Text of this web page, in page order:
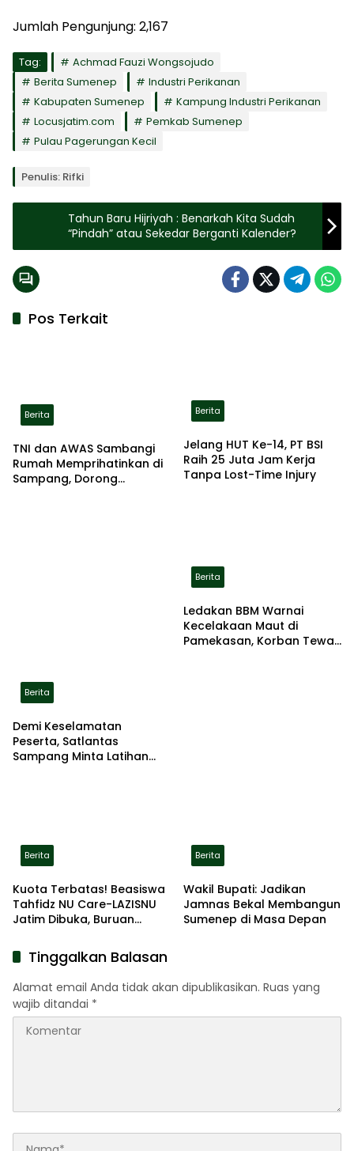
Jumlah Pengunjung: 2,167
Tag:
Achmad Fauzi Wongsojudo
Berita Sumenep
Industri Perikanan
Kabupaten Sumenep
Kampung Industri Perikanan
Locusjatim.com
Pemkab Sumenep
Pulau Pagerungan Kecil
Penulis: Rifki
Tahun Baru Hijriyah : Benarkah Kita Sudah
“Pindah” atau Sekedar Berganti Kalender?
Pos Terkait
Berita
TNI dan AWAS Sambangi
Rumah Memprihatinkan di
Sampang, Dorong
Berita
Jelang HUT Ke-14, PT BSI
Raih 25 Juta Jam Kerja
Tanpa Lost-Time Injury
Berita
Demi Keselamatan
Peserta, Satlantas
Sampang Minta Latihan
Berita
Ledakan BBM Warnai
Kecelakaan Maut di
Pamekasan, Korban Tewas
Berita
Kuota Terbatas! Beasiswa
Tahfidz NU Care-LAZISNU
Jatim Dibuka, Buruan
Berita
Wakil Bupati: Jadikan
Jamnas Bekal Membangun
Sumenep di Masa Depan
Tinggalkan Balasan
Alamat email Anda tidak akan dipublikasikan. Ruas yang
wajib ditandai *